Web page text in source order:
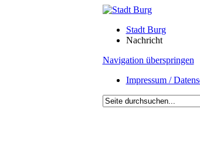
Stadt Burg
Nachricht
Navigation überspringen
Impressum /